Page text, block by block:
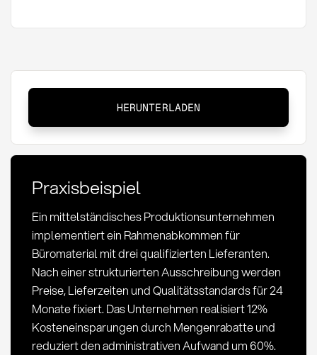
Definition,
Vorteile
und
im
Einkauf
HERUNTERLADEN
Praxisbeispiel
Ein mittelständisches Produktionsunternehmen
implementiert ein Rahmenabkommen für
Büromaterial mit drei qualifizierten Lieferanten.
Nach einer strukturierten Ausschreibung werden
Preise, Lieferzeiten und Qualitätsstandards für 24
Monate fixiert. Das Unternehmen realisiert 12%
Kosteneinsparungen durch Mengenrabatte und
reduziert den administrativen Aufwand um 60%.